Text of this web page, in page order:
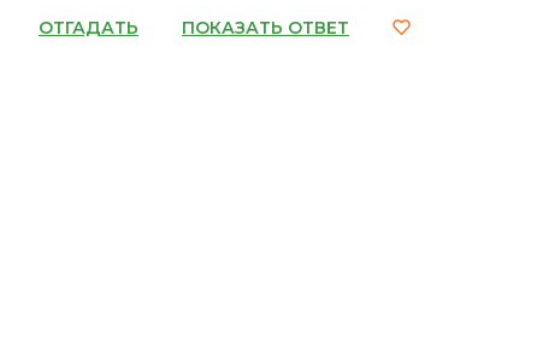
ОТГАДАТЬ ПОКАЗАТЬ ОТВЕТ